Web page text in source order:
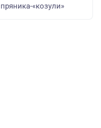
пряника-«козули»